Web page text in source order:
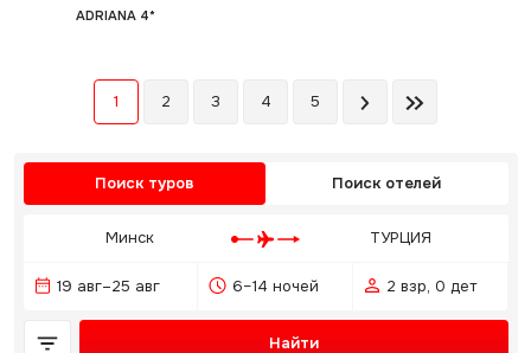
ADRIANA 4*
1 2 3 4 5
Поиск туров Поиск отелей
Минск ТУРЦИЯ
19 авг–25 авг 6–14 ночей 2 взр, 0 дет
Найти